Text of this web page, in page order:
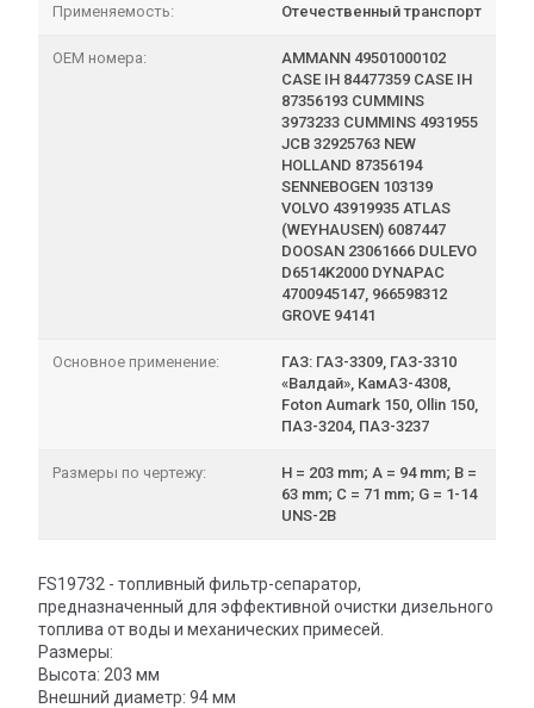
Применяемость: Отечественный транспорт
OEM номера:
AMMANN 49501000102
CASE IH 84477359 CASE IH
87356193 CUMMINS
3973233 CUMMINS 4931955
JCB 32925763 NEW
HOLLAND 87356194
SENNEBOGEN 103139
VOLVO 43919935 ATLAS
(WEYHAUSEN) 6087447
DOOSAN 23061666 DULEVO
D6514K2000 DYNAPAC
4700945147, 966598312
GROVE 94141
Основное применение:
ГАЗ: ГАЗ-3309, ГАЗ-3310
«Валдай», КамАЗ-4308,
Foton Aumark 150, Ollin 150,
ПАЗ-3204, ПАЗ-3237
Размеры по чертежу:
H = 203 mm; A = 94 mm; B =
63 mm; C = 71 mm; G = 1-14
UNS-2B
FS19732 - топливный фильтр-сепаратор,
предназначенный для эффективной очистки дизельного
топлива от воды и механических примесей.
Размеры:
Высота: 203 мм
Внешний диаметр: 94 мм